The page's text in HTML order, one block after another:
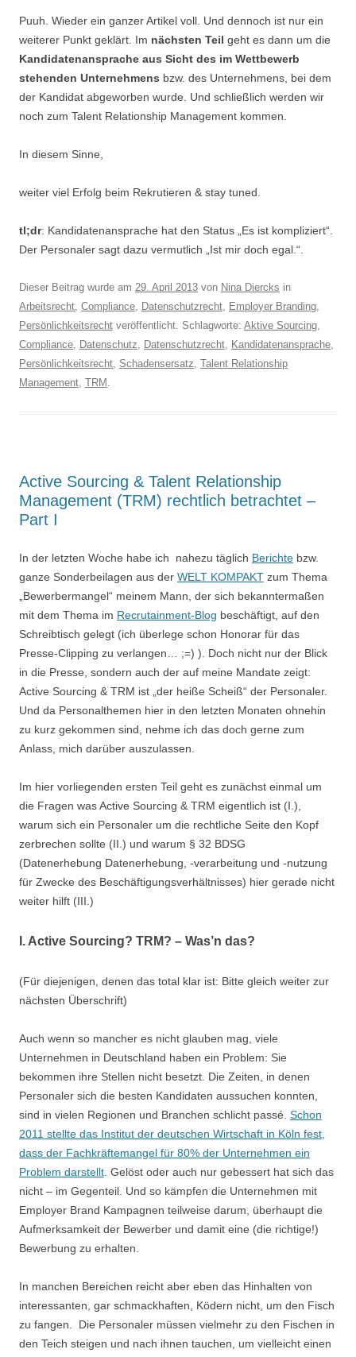
Puuh. Wieder ein ganzer Artikel voll. Und dennoch ist nur ein
weiterer Punkt geklärt. Im nächsten Teil geht es dann um die
Kandidatenansprache aus Sicht des im Wettbewerb
stehenden Unternehmens bzw. des Unternehmens, bei dem
der Kandidat abgeworben wurde. Und schließlich werden wir
noch zum Talent Relationship Management kommen.
In diesem Sinne,
weiter viel Erfolg beim Rekrutieren & stay tuned.
tl;dr: Kandidatenansprache hat den Status „Es ist kompliziert“.
Der Personaler sagt dazu vermutlich „Ist mir doch egal.“.
Dieser Beitrag wurde am 29. April 2013 von Nina Diercks in
Arbeitsrecht, Compliance, Datenschutzrecht, Employer Branding,
Persönlichkeitsrecht veröffentlicht. Schlagworte: Aktive Sourcing,
Compliance, Datenschutz, Datenschutzrecht, Kandidatenansprache,
Persönlichkeitsrecht, Schadensersatz, Talent Relationship
Management, TRM .
Active Sourcing & Talent Relationship
Management (TRM) rechtlich betrachtet –
Part I
In der letzten Woche habe ich nahezu täglich Berichte bzw.
ganze Sonderbeilagen aus der WELT KOMPAKT zum Thema
„Bewerbermangel“ meinem Mann, der sich bekanntermaßen
mit dem Thema im Recrutainment-Blog beschäftigt, auf den
Schreibtisch gelegt (ich überlege schon Honorar für das
Presse-Clipping zu verlangen… ;=) ). Doch nicht nur der Blick
in die Presse, sondern auch der auf meine Mandate zeigt:
Active Sourcing & TRM ist „der heiße Scheiß“ der Personaler.
Und da Personalthemen hier in den letzten Monaten ohnehin
zu kurz gekommen sind, nehme ich das doch gerne zum
Anlass, mich darüber auszulassen.
Im hier vorliegenden ersten Teil geht es zunächst einmal um
die Fragen was Active Sourcing & TRM eigentlich ist (I.),
warum sich ein Personaler um die rechtliche Seite den Kopf
zerbrechen sollte (II.) und warum § 32 BDSG
(Datenerhebung Datenerhebung, -verarbeitung und -nutzung
für Zwecke des Beschäftigungsverhältnisses) hier gerade nicht
weiter hilft (III.)
I. Active Sourcing? TRM? – Was’n das?
(Für diejenigen, denen das total klar ist: Bitte gleich weiter zur
nächsten Überschrift)
Auch wenn so mancher es nicht glauben mag, viele
Unternehmen in Deutschland haben ein Problem: Sie
bekommen ihre Stellen nicht besetzt. Die Zeiten, in denen
Personaler sich die besten Kandidaten aussuchen konnten,
sind in vielen Regionen und Branchen schlicht passé. Schon
2011 stellte das Institut der deutschen Wirtschaft in Köln fest,
dass der Fachkräftemangel für 80% der Unternehmen ein
Problem darstellt . Gelöst oder auch nur gebessert hat sich das
nicht – im Gegenteil. Und so kämpfen die Unternehmen mit
Employer Brand Kampagnen teilweise darum, überhaupt die
Aufmerksamkeit der Bewerber und damit eine (die richtige!)
Bewerbung zu erhalten.
In manchen Bereichen reicht aber eben das Hinhalten von
interessanten, gar schmackhaften, Ködern nicht, um den Fisch
zu fangen. Die Personaler müssen vielmehr zu den Fischen in
den Teich steigen und nach ihnen tauchen, um vielleicht einen